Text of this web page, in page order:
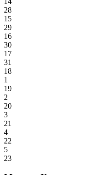
28
15
29
16
30
17
31
18
1
19
2
20
3
21
4
22
5
23